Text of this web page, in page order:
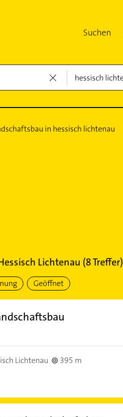
Suchen
Lichtenau (8Treffer)
Geöffnet
Lichtenau
395 m